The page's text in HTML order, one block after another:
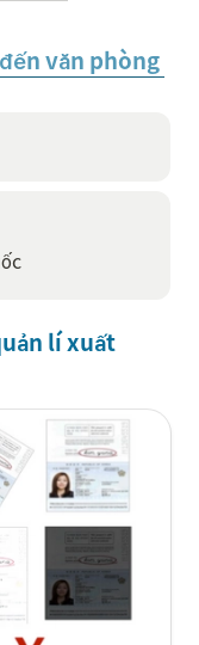
văn phòng
lí xuất